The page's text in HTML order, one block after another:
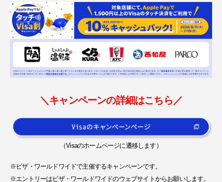
＼キャンペーンの詳細はこちら／
（Visaのホームページに遷移します）
※ビザ・ワールドワイドで主催するキャンペーンです。
※エントリーはビザ・ワールドワイドのウェブサイトからお願いします。